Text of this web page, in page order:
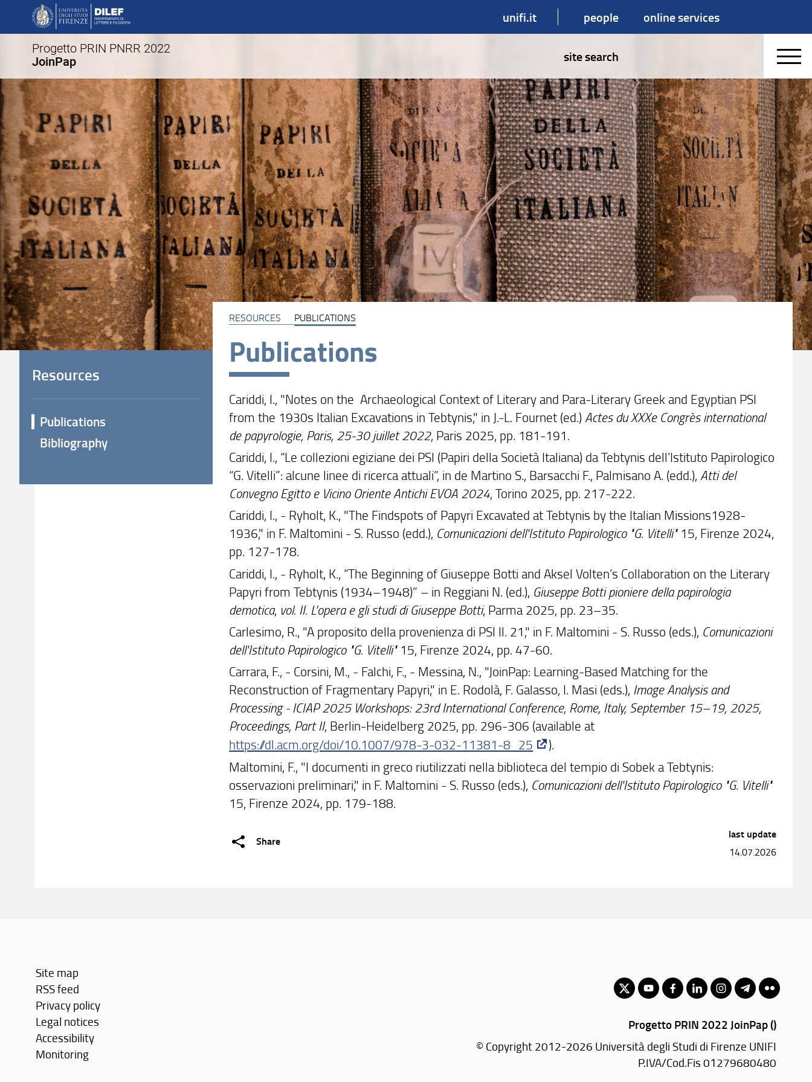
unifi.it people online services
Progetto PRIN PNRR 2022
JoinPap
site search
RESOURCES PUBLICATIONS
Publications
Cariddi, I., "Notes on the Archaeological Context of Literary and Para-Literary Greek and Egyptian PSI
from the 1930s Italian Excavations in Tebtynis," in J.-L. Fournet (ed.) Actes du XXXe Congrès international
de papyrologie, Paris, 25-30 juillet 2022, Paris 2025, pp. 181-191.
Cariddi, I., “Le collezioni egiziane dei PSI (Papiri della Società Italiana) da Tebtynis dell’Istituto Papirologico
“G. Vitelli”: alcune linee di ricerca attuali”, in de Martino S., Barsacchi F., Palmisano A. (edd.),Atti del
Convegno Egitto e Vicino Oriente Antichi EVOA 2024, Torino 2025, pp. 217-222.
Cariddi, I., - Ryholt, K., "The Findspots of Papyri Excavated at Tebtynis by the Italian Missions1928-
1936," in F. Maltomini - S. Russo (edd.), Comunicazioni dell'Istituto Papirologico "G. Vitelli"15, Firenze 2024,
pp. 127-178.
Cariddi, I., - Ryholt, K., “The Beginning of Giuseppe Botti and Aksel Volten’s Collaboration on the Literary
Papyri from Tebtynis (1934–1948)” – in Reggiani N. (ed.), Giuseppe Botti pioniere della papirologia
demotica, vol. II. L’opera e gli studi di Giuseppe Botti, Parma 2025, pp. 23–35.
Carlesimo, R., "A proposito della provenienza di PSI Il. 21," in F. Maltomini - S. Russo (eds.), Comunicazioni
dell'Istituto Papirologico "G. Vitelli"15, Firenze 2024, pp. 47-60.
Carrara, F., - Corsini, M., - Falchi, F., - Messina, N., "JoinPap: Learning-Based Matching for the
Reconstruction of Fragmentary Papyri," in E. Rodolà, F. Galasso, I. Masi (eds.), Image Analysis and
Processing - ICIAP 2025 Workshops: 23rd International Conference, Rome, Italy, September 15–19, 2025,
Proceedings, Part II, Berlin-Heidelberg 2025, pp. 296-306 (available at
https://dl.acm.org/doi/10.1007/978-3-032-11381-8_25
).
Maltomini, F., "I documenti in greco riutilizzati nella biblioteca del tempio di Sobek a Tebtynis:
osservazioni preliminari," in F. Maltomini - S. Russo (eds.), Comunicazioni dell'Istituto Papirologico "G. Vitelli"
15, Firenze 2024, pp. 179-188.
Share
Resources
Publications
Bibliography
last update
14.07.2026
Site map
RSS feed
Privacy policy
Legal notices
Accessibility
Monitoring
Progetto PRIN 2022 JoinPap ()
© Copyright 2012-2026 Università degli Studi di Firenze UNIFI
P.IVA/Cod.Fis 01279680480